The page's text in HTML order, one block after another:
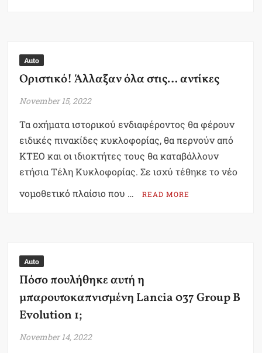
Auto
Οριστικό! Άλλαξαν όλα στις… αντίκες
November 15, 2022
Τα οχήματα ιστορικού ενδιαφέροντος θα φέρουν
ειδικές πινακίδες κυκλοφορίας, θα περνούν από
ΚΤΕΟ και οι ιδιοκτήτες τους θα καταβάλλουν
ετήσια Τέλη Κυκλοφορίας. Σε ισχύ τέθηκε το νέο
νομοθετικό πλαίσιο που …
READ MORE
Auto
Πόσο πουλήθηκε αυτή η
μπαρουτοκαπνισμένη Lancia 037 Group B
Evolution 1;
November 14, 2022